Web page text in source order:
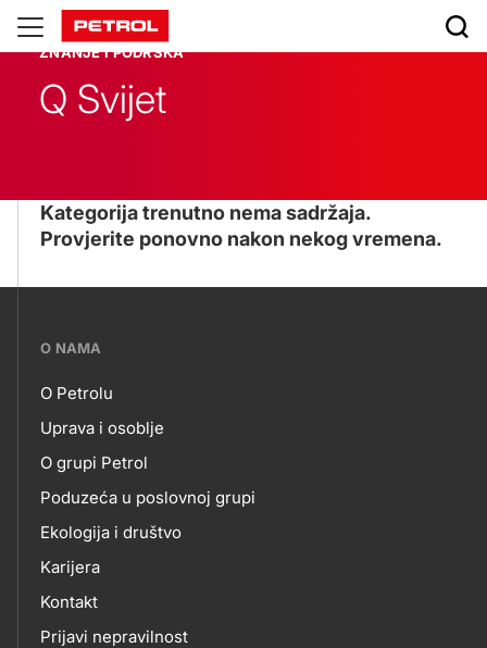
Znanje
podrška
ZNANJE I PODRŠKA
Q Svijet
Kategorija trenutno nema sadržaja.
Provjerite ponovno nakon nekog vremena.
???
skupno.footer-
title???
O NAMA
O
NAMA
O Petrolu
Uprava i osoblje
O grupi Petrol
Poduzeća u poslovnoj grupi
Ekologija i društvo
Karijera
Kontakt
Prijavi nepravilnost